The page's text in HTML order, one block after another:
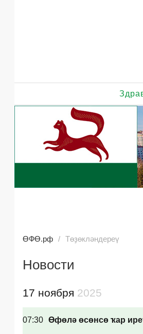
ӨФӨ.рф Төҙөкләндереү
Новости
17 ноября 2025
07:30 Өфөлә өсөнсө ҡар